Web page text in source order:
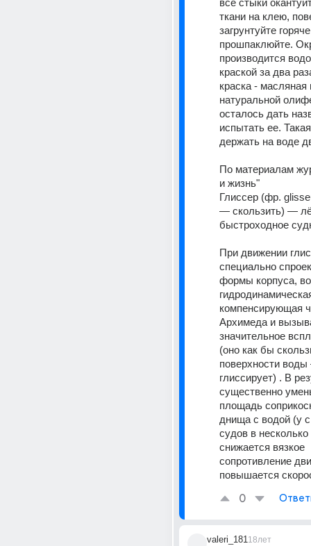
все стыки
ткани на клею,
загрунтуйте
прошпаклюйте.
производится
краской за два
краска - масляная
натуральной
осталось дать
испытать ее.
держать на воде
По материалам
и жизнь"
Глиссер (фр.
— скользить) —
быстроходное
При движении
специально
формы корпуса,
компенсирующая
Архимеда и
значительное
(оно как бы
поверхности
глиссирует) . В
существенно
площадь
днища с водой (у
судов в несколько
снижается вязкое
сопротивление
повышается
0
valeri_18118лет